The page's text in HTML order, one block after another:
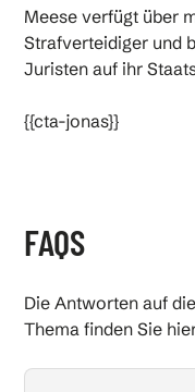
Meese verfügt über
Strafverteidiger und
Juristen auf ihr
{{cta-jonas}}
FAQS
Die Antworten auf
Thema finden Sie